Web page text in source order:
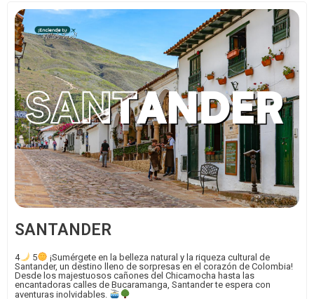
SANTANDER
4 5
¡Sumérgete en la belleza natural y la riqueza cultural de
Santander, un destino lleno de sorpresas en el corazón de Colombia!
Desde los majestuosos cañones del Chicamocha hasta las
encantadoras calles de Bucaramanga, Santander te espera con
aventuras inolvidables.